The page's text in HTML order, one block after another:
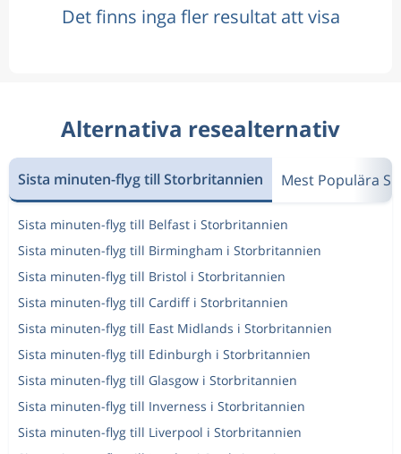
Det finns inga fler resultat att visa
Alternativa resealternativ
Sista minuten-flyg till Storbritannien Mest Populära
Sista minuten-flyg till Belfast i Storbritannien
Sista minuten-flyg till Birmingham i Storbritannien
Sista minuten-flyg till Bristol i Storbritannien
Sista minuten-flyg till Cardiff i Storbritannien
Sista minuten-flyg till East Midlands i Storbritannien
Sista minuten-flyg till Edinburgh i Storbritannien
Sista minuten-flyg till Glasgow i Storbritannien
Sista minuten-flyg till Inverness i Storbritannien
Sista minuten-flyg till Liverpool i Storbritannien